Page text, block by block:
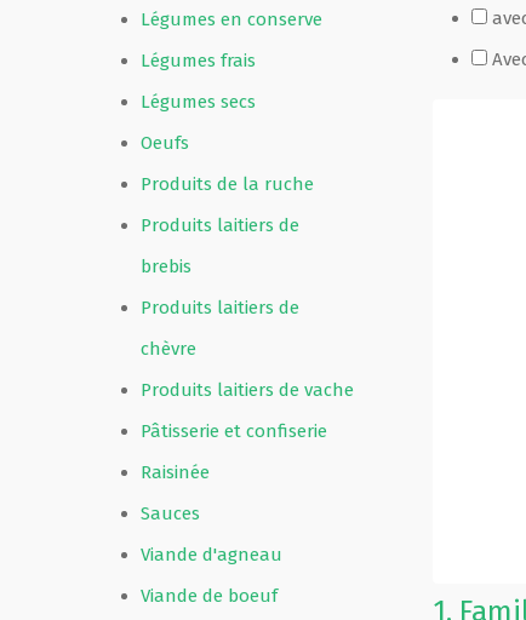
Légumes en conserve
Légumes frais
Légumes secs
Oeufs
Produits de la ruche
Produits laitiers de
brebis
Produits laitiers de
chèvre
Produits laitiers de vache
Pâtisserie et confiserie
Raisinée
Sauces
Viande d'agneau
Viande de boeuf
1.